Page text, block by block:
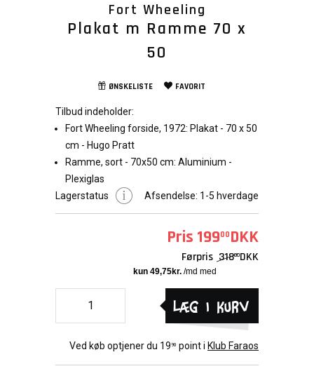
Fort Wheeling
Plakat m Ramme 70 x
50
ØNSKELISTE FAVORIT
Tilbud indeholder:
Fort Wheeling forside, 1972: Plakat - 70 x 50
cm - Hugo Pratt
Ramme, sort - 70x50 cm: Aluminium -
Plexiglas
Lagerstatus
Afsendelse: 1-5 hverdage
Pris 19900 DKK
Førpris 31800DKK
Læg i kurv
Ved køb optjener du 1990 point i Klub Faraos